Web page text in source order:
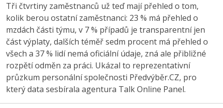
Tři čtvrtiny zaměstnanců už teď mají přehled o tom,
kolik berou ostatní zaměstnanci: 23 % má přehled o
mzdách části týmu, v 7 % případů je transparentní jen
část výplaty, dalších téměř sedm procent má přehled o
všech a 37 % lidí nemá oficiální údaje, zná ale přibližné
rozpětí odměn za práci. Ukázal to reprezentativní
průzkum personální společnosti Předvýběr.CZ, pro
který data sesbírala agentura Talk Online Panel.